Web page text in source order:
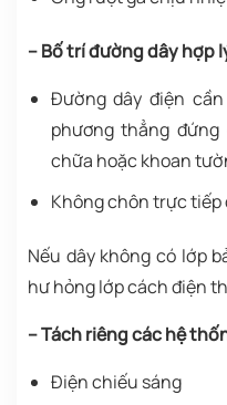
– Bố trí đường dây hợp
Đường dây điện
phương thẳng
chữa hoặc khoan
Không chôn trực tiếp
Nếu dây không có lớp
hư hỏng lớp cách điện
– Tách riêng các hệ
Điện chiếu sáng